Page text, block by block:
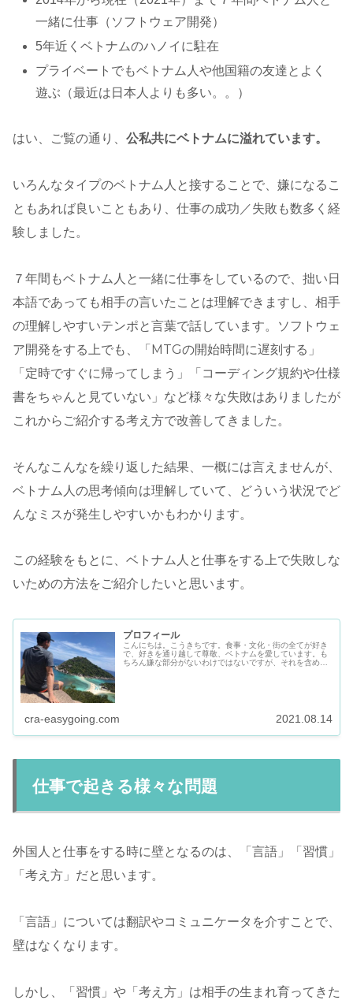
一緒に仕事（ソフトウェア開発）
5年近くベトナムのハノイに駐在
プライベートでもベトナム人や他国籍の友達とよく
遊ぶ（最近は日本人よりも多い。。）
はい、ご覧の通り、 公私共にベトナムに溢れています。
いろんなタイプのベトナム人と接することで、嫌になるこ
ともあれば良いこともあり、仕事の成功／失敗も数多く経
験しました。
７年間もベトナム人と一緒に仕事をしているので、拙い日
本語であっても相手の言いたことは理解できますし、相手
の理解しやすいテンポと言葉で話しています。ソフトウェ
ア開発をする上でも、「MTGの開始時間に遅刻する」
「定時ですぐに帰ってしまう」「コーディング規約や仕様
書をちゃんと見ていない」など様々な失敗はありましたが
これからご紹介する考え方で改善してきました。
そんなこんなを繰り返した結果、一概には言えませんが、
ベトナム人の思考傾向は理解していて、どういう状況でど
んなミスが発生しやすいかもわかります。
この経験をもとに、ベトナム人と仕事をする上で失敗しな
いための方法をご紹介したいと思います。
プロフィール
こんにちは。こうきちです。食事・文化・街の全てが好き
で、好きを通り越して尊敬、ベトナムを愛しています。も
ちろん嫌な部分がないわけではないですが、それを含めて
cra-easygoing.com 2021.08.14
仕事で起きる様々な問題
外国人と仕事をする時に壁となるのは、「言語」「習慣」
「考え方」だと思います。
「言語」については翻訳やコミュニケータを介すことで、
壁はなくなります。
しかし、「習慣」や「考え方」は相手の生まれ育ってきた